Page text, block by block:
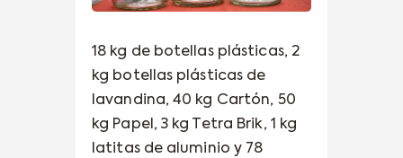
18 kg de botellas plásticas, 2
kg botellas plásticas de
lavandina, 40 kg Cartón, 50
kg Papel, 3 kg Tetra Brik, 1 kg
latitas de aluminio y 78